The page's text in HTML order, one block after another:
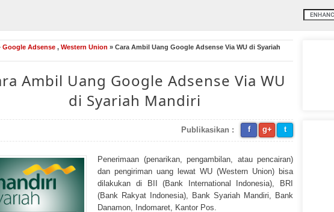
Google Adsense , Western Union » Cara Ambil Uang Google Adsense Via WU di Syariah
Ambil Uang Google Adsense Via WU
di Syariah Mandiri
f g+ t
Publikasikan :
Penerimaan (penarikan, pengambilan, atau pencairan)
dan pengiriman uang lewat WU (Western Union) bisa
dilakukan di BII (Bank International Indonesia), BRI
(Bank Rakyat Indonesia), Bank Syariah Mandiri, Bank
Danamon, Indomaret, Kantor Pos.